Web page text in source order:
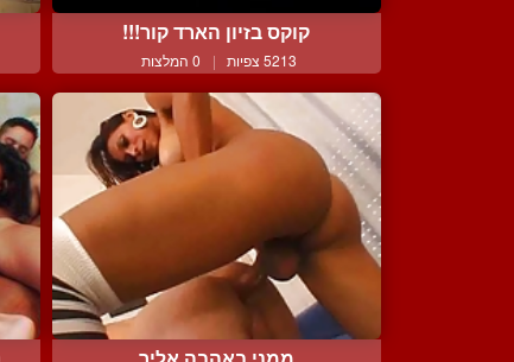
קוקס בזיון הארד קור!!!
5213 צפיות | 0 המלצות